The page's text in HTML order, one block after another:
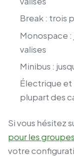
Break : trois
Monospace :
valises
Minibus :
Électrique et
plupart des
Si vous hésitez
pour les groupes
votre